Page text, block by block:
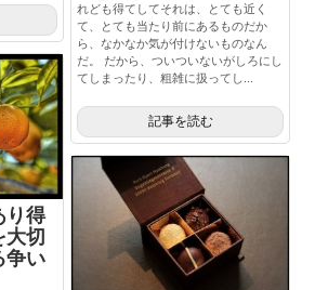
れども得てしてそれは、とても近く
て、とても当たり前にあるものだか
ら、なかなか気が付けないものなん
だ。 だから、ついついないがしろにし
てしまったり、粗雑に扱ってし...
記事を読む
り得
切
争い